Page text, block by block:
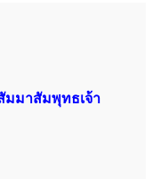
มาสัมพุทธเจ้า